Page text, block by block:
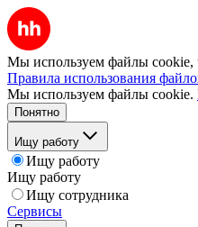
Мы используем файлы cookie,
Правила использования
Мы используем файлы cookie.
Понятно
Ищу работу
Ищу работу
Ищу работу
Ищу сотрудника
Сервисы